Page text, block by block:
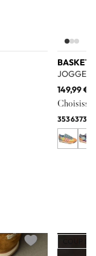
JOGGER
149,99 €
35363738